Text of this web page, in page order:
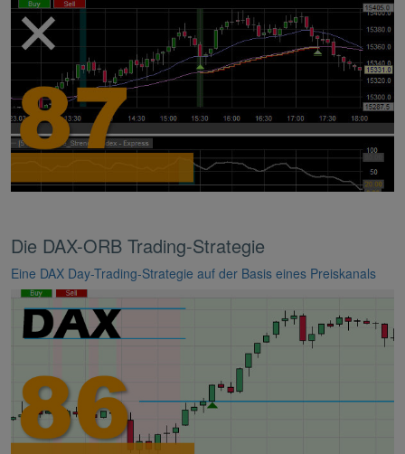
Die DAX-ORB Trading-Strategie
Eine DAX Day-Trading-Strategie auf der Basis eines Preiskanals